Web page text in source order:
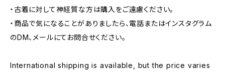
・古着に対して神経質な方は購入をご遠慮ください。
・商品で気になることがありましたら、電話またはインスタグラム
のDM、メールにてお問合せください。
International shipping is available, but the price varies